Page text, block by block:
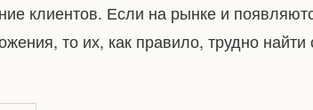
клиентов. Если на рынке и
то их, как правило, трудно найти